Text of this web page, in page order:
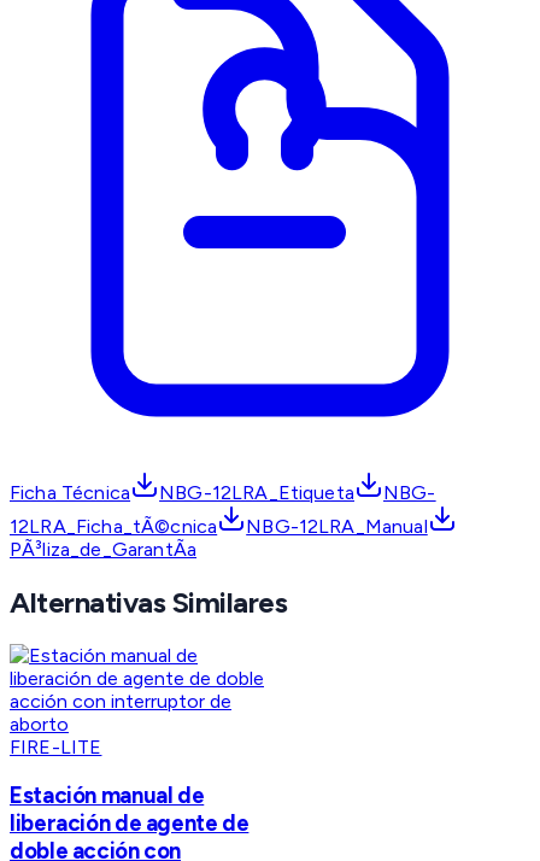
Ficha Técnica NBG-12LRA_Etiqueta
NBG-
12LRA_Ficha_tÃ©cnica
NBG-12LRA_Manual
PÃ³liza_de_GarantÃ­a
Alternativas Similares
FIRE-LITE
Estación manual de
liberación de agente de
doble acción con